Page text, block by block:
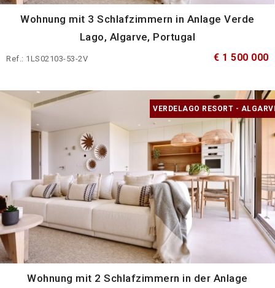
Wohnung mit 3 Schlafzimmern in Anlage Verde
Lago, Algarve, Portugal
Ref.: 1LS02103-53-2V € 1 500 000
VERDELAGO RESORT -
Wohnung mit 2 Schlafzimmern in der Anlage